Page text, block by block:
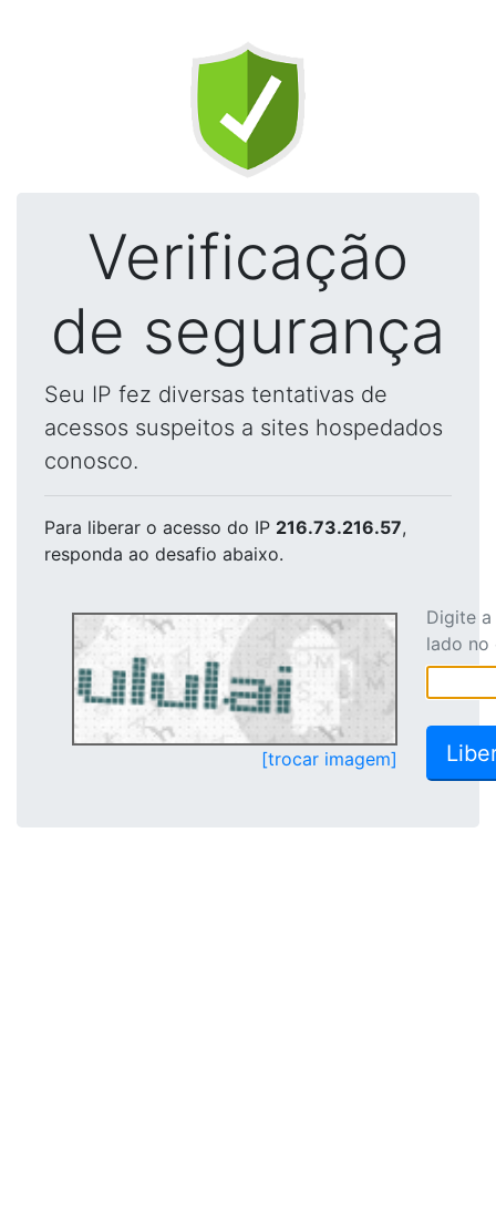
Verificação
de segurança
Seu IP fez diversas tentativas de
acessos suspeitos a sites hospedados
conosco.
Para liberar o acesso do IP 216.73.216.57,
responda ao desafio abaixo.
[trocar imagem]
Digite
lado no